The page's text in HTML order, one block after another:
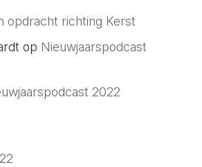
opdracht richting Kerst
op Nieuwjaarspodcast
2022